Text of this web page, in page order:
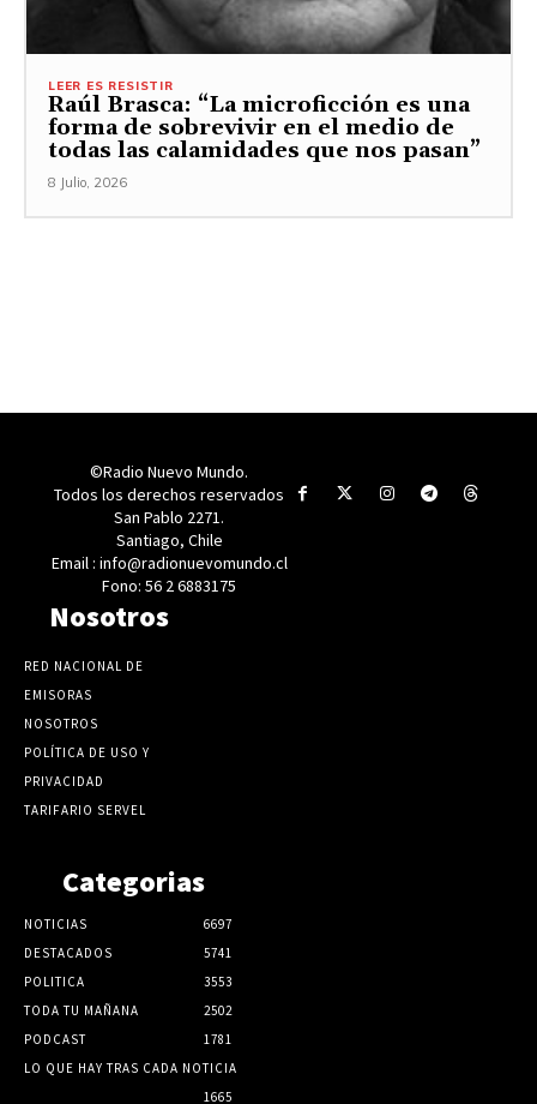
LEER ES RESISTIR
Raúl Brasca: “La microficción es una
forma de sobrevivir en el medio de
todas las calamidades que nos pasan”
8 Julio, 2026
©Radio Nuevo Mundo.
Todos los derechos reservados
San Pablo 2271.
Santiago, Chile
Email : info@radionuevomundo.cl
Fono: 56 2 6883175
Nosotros
RED NACIONAL DE
EMISORAS
NOSOTROS
POLÍTICA DE USO Y
PRIVACIDAD
TARIFARIO SERVEL
Categorias
NOTICIAS
6697
DESTACADOS
5741
POLITICA
3553
TODA TU MAÑANA
2502
PODCAST
1781
LO QUE HAY TRAS CADA NOTICIA
1665